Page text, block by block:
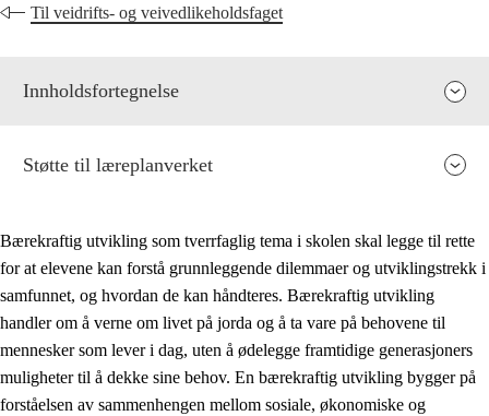
Til veidrifts- og veivedlikeholdsfaget
Innholdsfortegnelse
Støtte til læreplanverket
Bærekraftig utvikling som tverrfaglig tema i skolen skal legge til rette
for at elevene kan forstå grunnleggende dilemmaer og utviklingstrekk i
samfunnet, og hvordan de kan håndteres. Bærekraftig utvikling
handler om å verne om livet på jorda og å ta vare på behovene til
mennesker som lever i dag, uten å ødelegge framtidige generasjoners
muligheter til å dekke sine behov. En bærekraftig utvikling bygger på
forståelsen av sammenhengen mellom sosiale, økonomiske og